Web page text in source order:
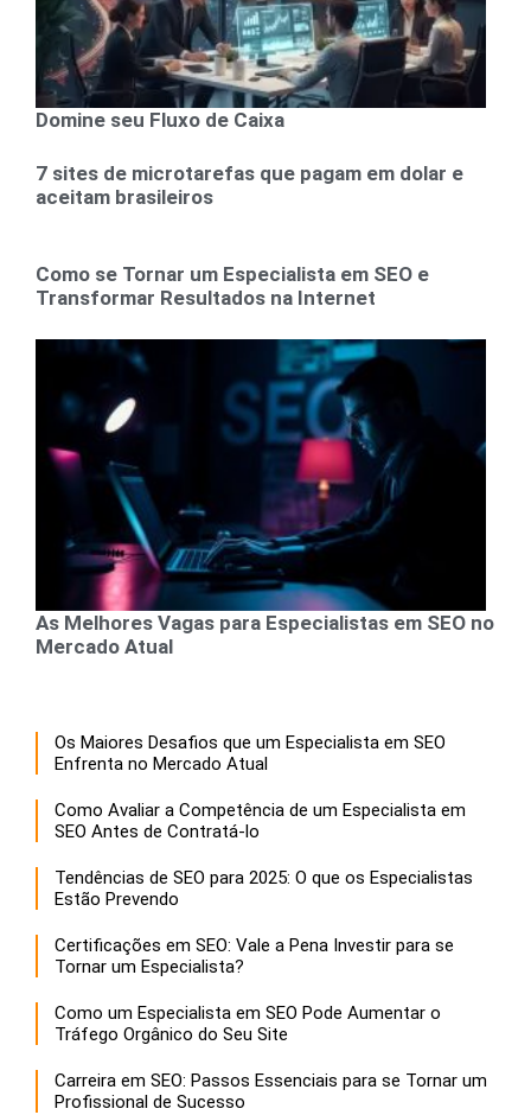
Domine seu Fluxo de Caixa
7 sites de microtarefas que pagam em dolar e
aceitam brasileiros
Como se Tornar um Especialista em SEO e
Transformar Resultados na Internet
As Melhores Vagas para Especialistas em SEO no
Mercado Atual
Os Maiores Desafios que um Especialista em SEO
Enfrenta no Mercado Atual
Como Avaliar a Competência de um Especialista em
SEO Antes de Contratá-lo
Tendências de SEO para 2025: O que os Especialistas
Estão Prevendo
Certificações em SEO: Vale a Pena Investir para se
Tornar um Especialista?
Como um Especialista em SEO Pode Aumentar o
Tráfego Orgânico do Seu Site
Carreira em SEO: Passos Essenciais para se Tornar um
Profissional de Sucesso